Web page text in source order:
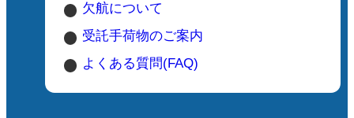
欠航について
受託手荷物のご案内
よくある質問(FAQ)